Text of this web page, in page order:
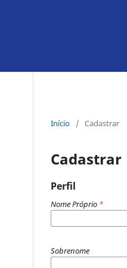
Início / Cadastrar
Cadastrar
Perfil
Nome Próprio *
Sobrenome